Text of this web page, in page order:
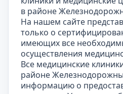
в районе
На нашем сайте
только о
имеющих все
осуществления
Все медицинские
районе
информацию о